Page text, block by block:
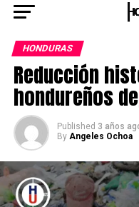
HONDURAS
Reducción
hondureños
Published 3 años
By Angeles Ochoa